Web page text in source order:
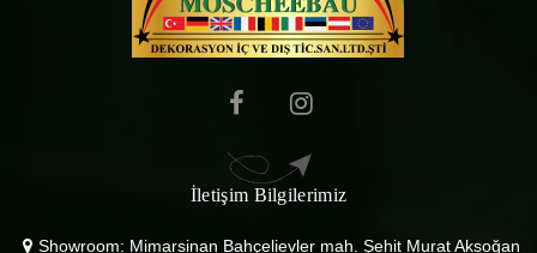
İletişim Bilgilerimiz
Showroom: Mimarsinan Bahçelievler mah. Şehit Murat Aksoğan